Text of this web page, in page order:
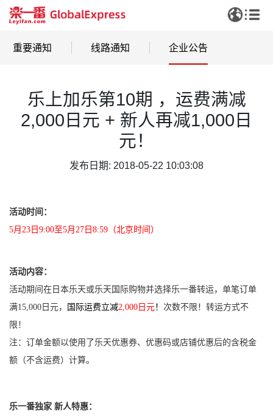
重要通知 线路通知 企业公告
乐上加乐第10期 ，运费满减
2,000日元 + 新人再减1,000日
元！
发布日期: 2018-05-22 10:03:08
活动时间：
5月23日9:00至5月27日8:59（北京时间）
活动内容：
活动期间在日本乐天或乐天国际购物并选择乐一番转运，单笔订单
满15,000 日元， 国际运费立减2,000 日元！ 次数不限！转运方式不
限！
注：订单金额以使用了乐天优惠券、优惠码或店铺优惠后的含税金
额（不含运费）计算。
乐一番独家 新人特惠：